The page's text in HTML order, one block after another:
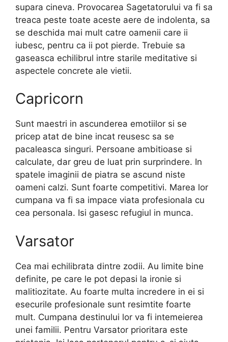
supara cineva. Provocarea Sagetatorului va fi sa
treaca peste toate aceste aere de indolenta, sa
se deschida mai mult catre oamenii care ii
iubesc, pentru ca ii pot pierde. Trebuie sa
gaseasca echilibrul intre starile meditative si
aspectele concrete ale vietii.
Capricorn
Sunt maestri in ascunderea emotiilor si se
pricep atat de bine incat reusesc sa se
pacaleasca singuri. Persoane ambitioase si
calculate, dar greu de luat prin surprindere. In
spatele imaginii de piatra se ascund niste
oameni calzi. Sunt foarte competitivi. Marea lor
cumpana va fi sa impace viata profesionala cu
cea personala. Isi gasesc refugiul in munca.
Varsator
Cea mai echilibrata dintre zodii. Au limite bine
definite, pe care le pot depasi la ironie si
malitiozitate. Au foarte multa incredere in ei si
esecurile profesionale sunt resimtite foarte
mult. Cumpana destinului lor va fi intemeierea
unei familii. Pentru Varsator prioritara este